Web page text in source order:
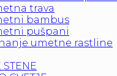
trava
bambus
pušpani
umetne rastline
STENE